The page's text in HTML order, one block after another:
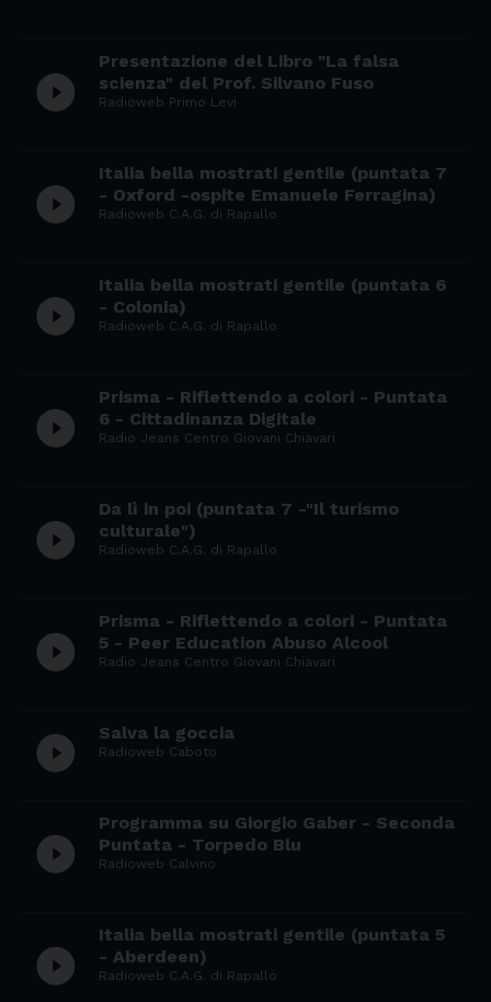
play_circle_filled
Presentazione del Libro "La falsa
scienza" del Prof. Silvano Fuso
Radioweb Primo Levi
play_circle_filled
Italia bella mostrati gentile (puntata 7
- Oxford -ospite Emanuele Ferragina)
Radioweb C.A.G. di Rapallo
play_circle_filled
Italia bella mostrati gentile (puntata 6
- Colonia)
Radioweb C.A.G. di Rapallo
play_circle_filled
Prisma - Riflettendo a colori - Puntata
6 - Cittadinanza Digitale
Radio Jeans Centro Giovani Chiavari
play_circle_filled
Da lì in poi (puntata 7 -"Il turismo
culturale")
Radioweb C.A.G. di Rapallo
play_circle_filled
Prisma - Riflettendo a colori - Puntata
5 - Peer Education Abuso Alcool
Radio Jeans Centro Giovani Chiavari
play_circle_filled Salva la goccia
Radioweb Caboto
play_circle_filled
Programma su Giorgio Gaber - Seconda
Puntata - Torpedo Blu
Radioweb Calvino
play_circle_filled
Italia bella mostrati gentile (puntata 5
- Aberdeen)
Radioweb C.A.G. di Rapallo